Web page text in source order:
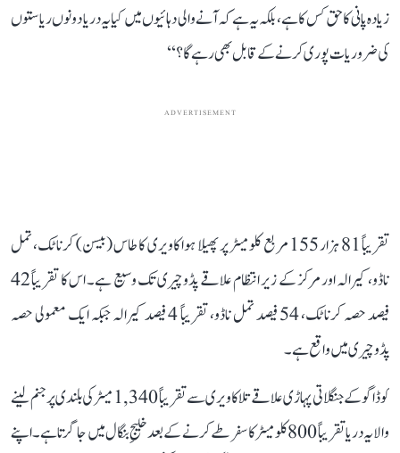
زیادہ پانی کا حق کس کا ہے، بلکہ یہ ہے کہ آنے والی دہائیوں میں کیا یہ دریا دونوں ریاستوں
کی ضروریات پوری کرنے کے قابل بھی رہے گا؟‘‘
ADVERTISEMENT
تقریباً 81 ہزار 155 مربع کلومیٹر پر پھیلا ہوا کاویری کا طاس (بیسن) کرناٹک، تمل
ناڈو، کیرالہ اور مرکز کے زیر انتظام علاقے پڈوچیری تک وسیع ہے۔ اس کا تقریباً 42
فیصد حصہ کرناٹک، 54 فیصد تمل ناڈو، تقریباً 4 فیصد کیرالہ جبکہ ایک معمولی حصہ
پڈوچیری میں واقع ہے۔
کوڈاگو کے جنگلاتی پہاڑی علاقے تلاکاویری سے تقریباً 1,340 میٹر کی بلندی پر جنم لینے
والا یہ دریا تقریباً 800 کلومیٹر کا سفر طے کرنے کے بعد خلیجِ بنگال میں جا گرتا ہے۔ اپنے